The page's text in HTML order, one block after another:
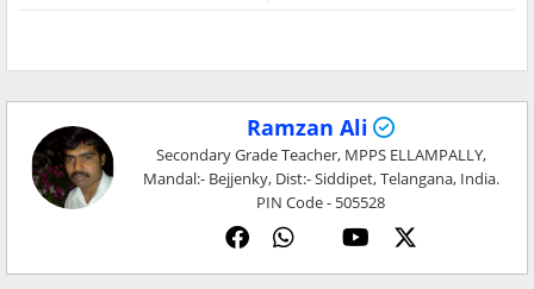
Ramzan Ali
Secondary Grade Teacher, MPPS ELLAMPALLY,
Mandal:- Bejjenky, Dist:- Siddipet, Telangana, India.
PIN Code - 505528